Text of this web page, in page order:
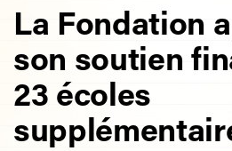
La Fondation
son soutien
23 écoles